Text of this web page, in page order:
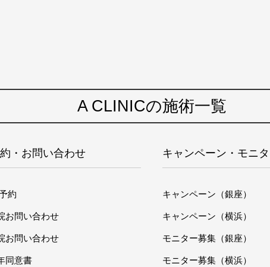
A CLINICの施術一覧
・お問い合わせ
約
お問い合わせ
お問い合わせ
同意書
キャンペーン・モニ
キャンペーン（銀座）
キャンペーン（横浜）
モニター募集（銀座）
モニター募集（横浜）